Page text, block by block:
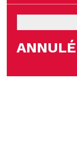
ANNULÉ